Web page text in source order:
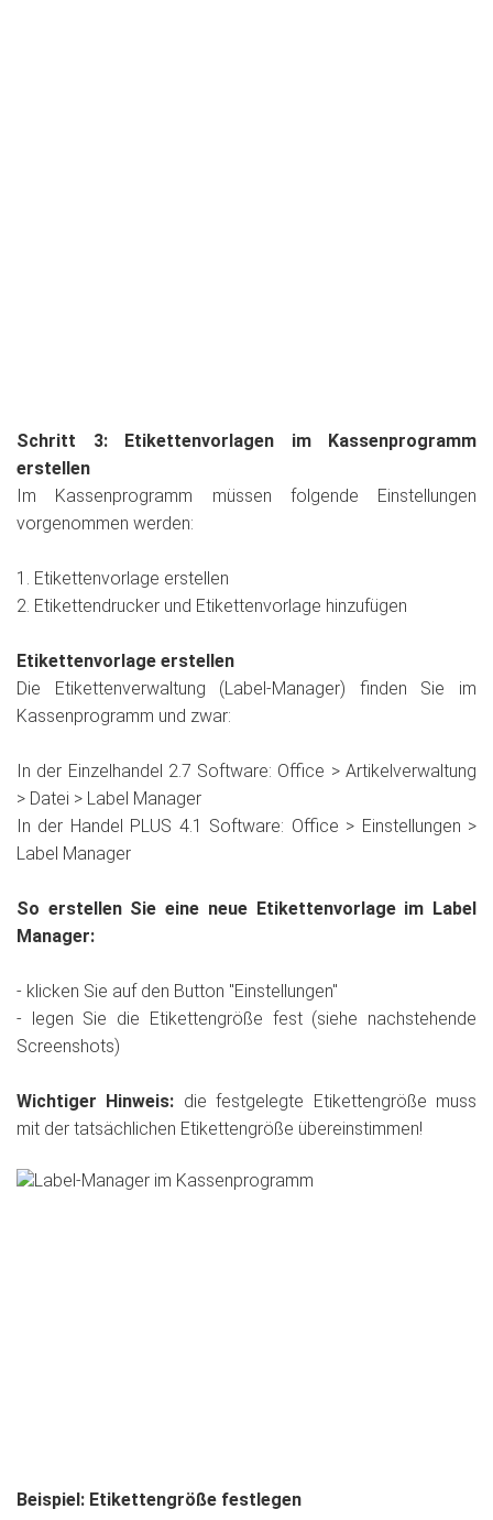
Schritt 3: Etikettenvorlagen im Kassenprogramm
erstellen
Im Kassenprogramm müssen folgende Einstellungen
vorgenommen werden:
1. Etikettenvorlage erstellen
2. Etikettendrucker und Etikettenvorlage hinzufügen
Etikettenvorlage erstellen
Die Etikettenverwaltung (Label-Manager) finden Sie im
Kassenprogramm und zwar:
In der Einzelhandel 2.7 Software: Office > Artikelverwaltung
> Datei > Label Manager
In der Handel PLUS 4.1 Software: Office > Einstellungen >
Label Manager
So erstellen Sie eine neue Etikettenvorlage im Label
Manager:
- klicken Sie auf den Button "Einstellungen"
- legen Sie die Etikettengröße fest (siehe nachstehende
Screenshots)
Wichtiger Hinweis: die festgelegte Etikettengröße muss
mit der tatsächlichen Etikettengröße übereinstimmen!
Beispiel: Etikettengröße festlegen